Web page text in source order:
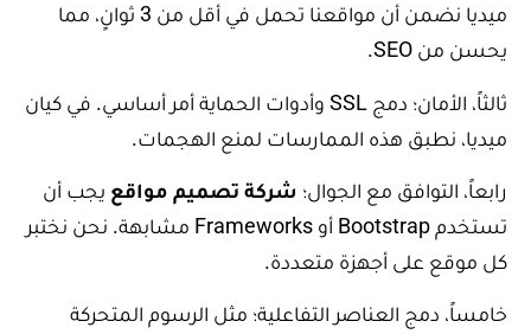
ميديا نضمن أن مواقعنا تحمل في أقل من 3 ثوانٍ، مما
يحسن من SEO.
ثالثاً، الأمان؛ دمج SSL وأدوات الحماية أمر أساسي. في كيان
ميديا، نطبق هذه الممارسات لمنع الهجمات.
رابعاً، التوافق مع الجوال؛ شركة تصميم مواقع يجب أن
تستخدم Bootstrap أو Frameworks مشابهة. نحن نختبر
كل موقع على أجهزة متعددة.
خامساً، دمج العناصر التفاعلية؛ مثل الرسوم المتحركة